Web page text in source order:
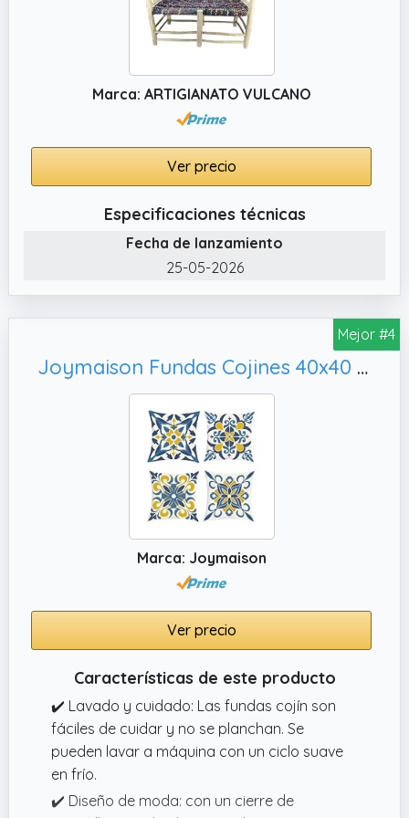
Marca: ARTIGIANATO VULCANO
Ver precio
Especificaciones técnicas
Fecha de lanzamiento
25-05-2026
Mejor #4
Joymaison Fundas Cojines 40x40 Juego de 4 Funda de Almohada Flor Azul Mediterráneo Cojines Fundas Floral Geométrico Marroquí Mandala Cojine Decorativas para Sofá Salón Silla
Marca: Joymaison
Ver precio
Características de este producto
✔️ Lavado y cuidado: Las fundas cojín son
fáciles de cuidar y no se planchan. Se
pueden lavar a máquina con un ciclo suave
en frío.
✔️ Diseño de moda: con un cierre de